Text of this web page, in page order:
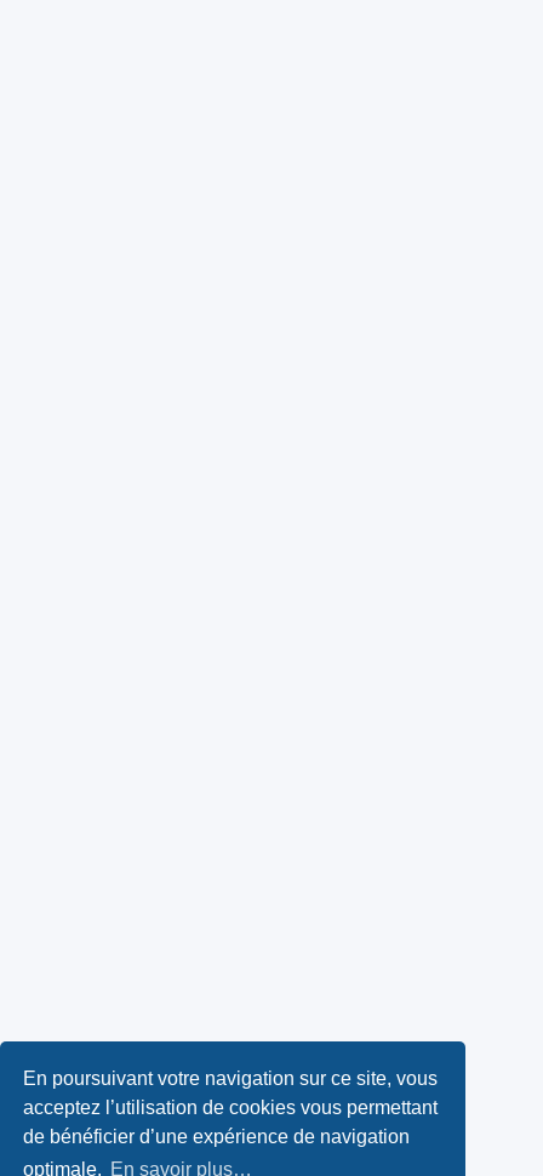
En poursuivant votre navigation sur ce site, vous
acceptez l’utilisation de cookies vous permettant
de bénéficier d’une expérience de navigation
optimale. En savoir plus…